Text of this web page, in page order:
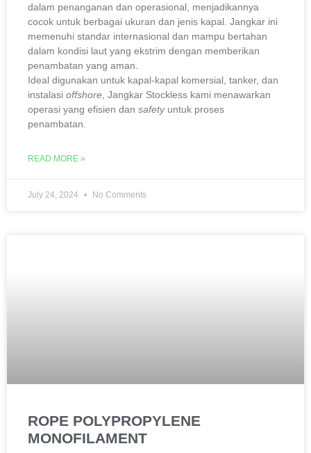
dalam penanganan dan operasional, menjadikannya
cocok untuk berbagai ukuran dan jenis kapal. Jangkar ini
memenuhi standar internasional dan mampu bertahan
dalam kondisi laut yang ekstrim dengan memberikan
penambatan yang aman.
Ideal digunakan untuk kapal-kapal komersial, tanker, dan
instalasi offshore , Jangkar Stockless kami menawarkan
operasi yang efisien dan safetyuntuk proses
penambatan.
READ MORE »
July 24, 2024 No Comments
ROPE POLYPROPYLENE
MONOFILAMENT